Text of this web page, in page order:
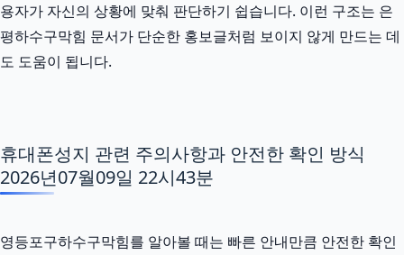
용자가 자신의 상황에 맞춰 판단하기 쉽습니다. 이런 구조는 은
평하수구막힘 문서가 단순한 홍보글처럼 보이지 않게 만드는 데
도 도움이 됩니다.
휴대폰성지 관련 주의사항과 안전한 확인 방식
2026년07월09일 22시43분
영등포구하수구막힘를 알아볼 때는 빠른 안내만큼 안전한 확인